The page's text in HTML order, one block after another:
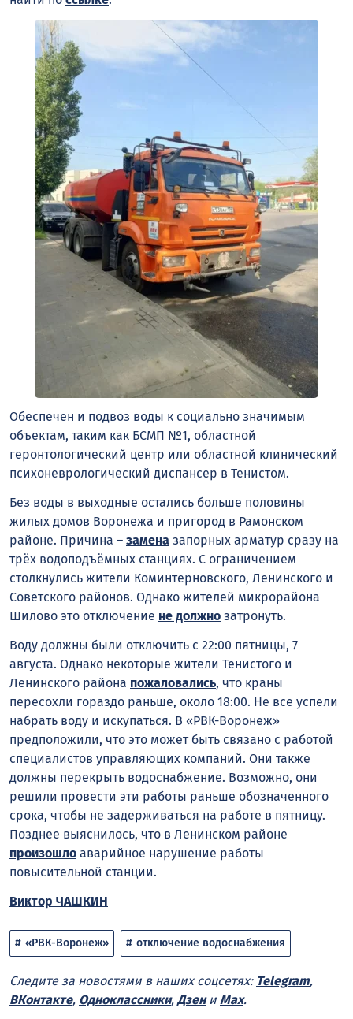
Обеспечен и подвоз воды к социально значимым
объектам, таким как БСМП №1, областной
геронтологический центр или областной клинический
психоневрологический диспансер в Тенистом.
Без воды в выходные остались больше половины
жилых домов Воронежа и пригород в Рамонском
районе. Причина – замена запорных арматур сразу на
трёх водоподъёмных станциях. С ограничением
столкнулись жители Коминтерновского, Ленинского и
Советского районов. Однако жителей микрорайона
Шилово это отключение не должно затронуть.
Воду должны были отключить с 22:00 пятницы, 7
августа. Однако некоторые жители Тенистого и
Ленинского района пожаловались, что краны
пересохли гораздо раньше, около 18:00. Не все успели
набрать воду и искупаться. В «РВК-Воронеж»
предположили, что это может быть связано с работой
специалистов управляющих компаний. Они также
должны перекрыть водоснабжение. Возможно, они
решили провести эти работы раньше обозначенного
срока, чтобы не задерживаться на работе в пятницу.
Позднее выяснилось, что в Ленинском районе
произошло аварийное нарушение работы
повысительной станции.
Виктор ЧАШКИН
«РВК-Воронеж» отключение водоснабжения
Следите за новостями в наших соцсетях: Telegram,
ВКонтакте, Одноклассники, Дзени Max.